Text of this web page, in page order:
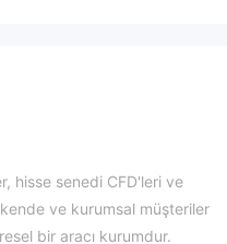
hisse senedi CFD'leri ve
ve kurumsal müşteriler
bir aracı kurumdur.